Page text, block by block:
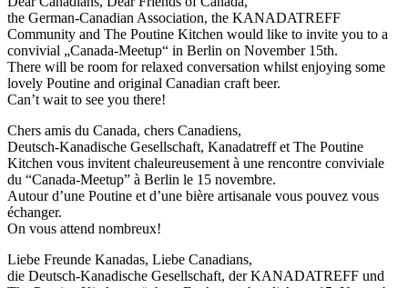
the German-Canadian Association, the KANADATREFF
Community and The Poutine Kitchen would like to invite you to a
convivial „Canada-Meetup“ in Berlin on November 15th.
There will be room for relaxed conversation whilst enjoying some
lovely Poutine and original Canadian craft beer.
Can’t wait to see you there!
Chers amis du Canada, chers Canadiens,
Deutsch-Kanadische Gesellschaft, Kanadatreff et The Poutine
Kitchen vous invitent chaleureusement à une rencontre conviviale
du “Canada-Meetup” à Berlin le 15 novembre.
Autour d’une Poutine et d’une bière artisanale vous pouvez vous
échanger.
On vous attend nombreux!
Liebe Freunde Kanadas, Liebe Canadians,
die Deutsch-Kanadische Gesellschaft, der KANADATREFF und